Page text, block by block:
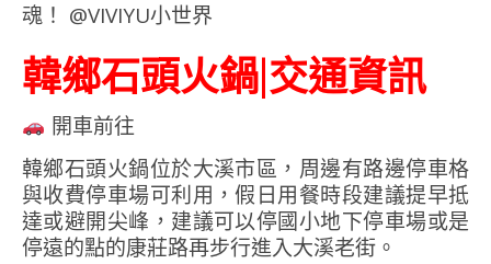
韓鄉石頭火鍋|交通資訊
開車前往
韓鄉石頭火鍋位於大溪市區，周邊有路邊停車格
與收費停車場可利用，假日用餐時段建議提早抵
達或避開尖峰，建議可以停國小地下停車場或是
停遠的點的康莊路再步行進入大溪老街。